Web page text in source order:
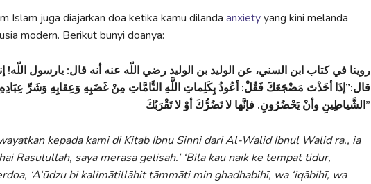
Islam juga diajarkan doa ketika kamu dilanda anxietyyang kini melanda
modern. Berikut bunyi doanya:
روينا في كتاب ابن السني، عن الوليد بن الوليد رضي اللّه عنه أنه قال‏:‏ يارسول
قال‏:‏‏”‏إذَا أخَذْتَ مَضْجَعَكَ فَقُلْ‏:‏ أعُوذُ بِكَلِماتِ اللَّهِ التَّامَّاتِ مِنْ غَضَبِهِ وَعِقابِهِ وَشَرِّ
الشَّياطِينِ وأنْ يَحْضُرُونِ‏.‏ فإنَّها لا تَضُرُّكَ أوْ لا تَقْرَبُكَ‏”
kepada kami di Kitab Ibnu Sinni dari Al-Walid Ibnul Walid ra., ia
Rasulullah, saya merasa gelisah.’ ‘Bila kau naik ke tempat tidur,
‘A‘ūdzu bi kalimātillāhit tāmmāti min ghadhabihī, wa ‘iqābihī, wa